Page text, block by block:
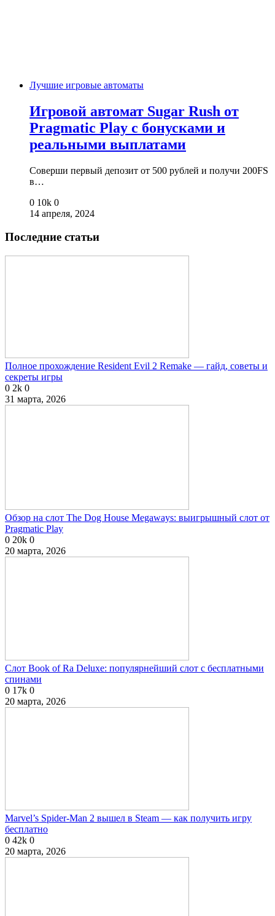
Лучшие игровые автоматы
Игровой автомат Sugar Rush от
Pragmatic Play с бонусками и
реальными выплатами
Соверши первый депозит от 500 рублей и получи 200FS
в…
0 10k 0
14 апреля, 2024
Последние статьи
Полное прохождение Resident Evil 2 Remake — гайд, советы и
секреты игры
0 2k 0
31 марта, 2026
Обзор на слот The Dog House Megaways: выигрышный слот от
Pragmatic Play
0 20k 0
20 марта, 2026
Слот Book of Ra Deluxe: популярнейший слот с бесплатными
спинами
0 17k 0
20 марта, 2026
Marvel’s Spider-Man 2 вышел в Steam — как получить игру
бесплатно
0 42k 0
20 марта, 2026